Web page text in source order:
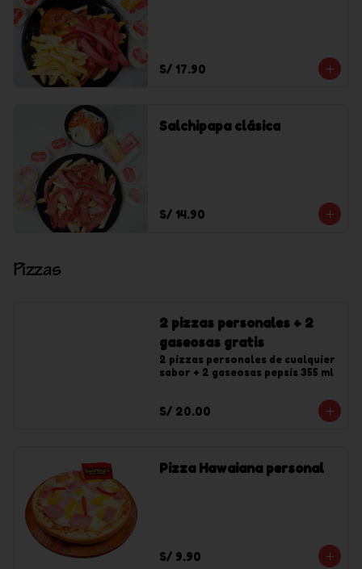
S/ 17.90
Salchipapa clásica
S/ 14.90
Pizzas
2 pizzas personales + 2
gaseosas gratis
2 pizzas personales de cualquier
sabor + 2 gaseosas pepsis 355 ml
S/ 20.00
Pizza Hawaiana personal
S/ 9.90